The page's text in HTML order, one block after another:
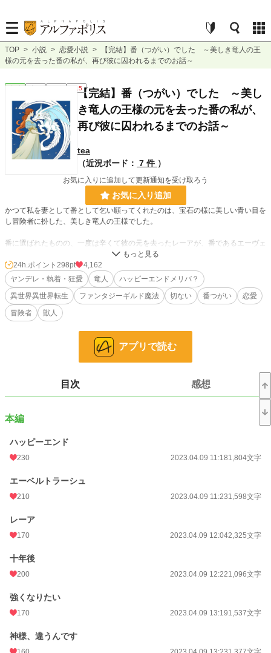
TOP > 小説 > 恋愛小説 >
【完結】番（つがい）でした ～美しき竜人の王
様の元を去った番の私が、再び彼に囚われるまでのお話～
R15【完結】番（つがい）でした ～美し
き竜人の王様の元を去った番の私が、
再び彼に囚われるまでのお話～
tea
（近況ボード： 7 件 ）
お気に入りに追加して更新通知を受け取ろう
お気に入り追加
かつて私を妻として番として乞い願ってくれたのは、宝石の様に美しい青い目を
し冒険者に扮した、美しき竜人の王様でした。
番に選ばれたものの、一度は辛くて彼の元を去ったレーアが、番であるエーヴェ
ルトラーシュと再び結ばれるまでのお話です。
ヒーローは普段穏やかですが、スイッチ入るとややドS。
そして安定のヤンデレさん☆
ちょっぴり切ない、でもちょっとした剣と魔法の冒険ありの（私とヒロイン的に
は）ハッピーエンド（執着心むき出しのヒーローに囚われてしまったので、見よ
うによってはメリバ？）のお話です。
別サイトに公開済の小説を編集し直して掲載しています。
5,000 位 / 228,926 件
恋愛 2,558 位 / 66,394 件
お気に入り
24h.ポイント 298 pt
文字数
更新日時 2023.04.12 09:45
月間ポイント
累計ポイント
24h.ポイント 298pt
4,162
ヤンデレ・執着・狂愛
竜人
ハッピーエンドメリバ？
異世界異世界転生
ファンタジーギルド魔法 切ない 番つがい
恋愛
冒険者
獣人
アプリで読む
目次 感想
本編
ハッピーエンド
230 2023.04.09 11:181,804文字
エーベルトラーシュ
210 2023.04.09 11:231,598文字
レーア
170 2023.04.09 12:042,325文字
十年後
200 2023.04.09 12:221,096文字
強くなりたい
170 2023.04.09 13:191,537文字
神様、違うんです